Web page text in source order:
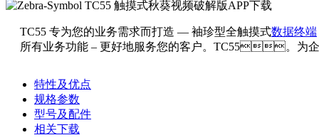
TC55 专为您的业务需求而打造 — 袖珍型全触摸式数据终端
所有业务功能 – 更好地服务您的客户。TC55。为企业量
特性及优点
规格参数
型号及配件
相关下载